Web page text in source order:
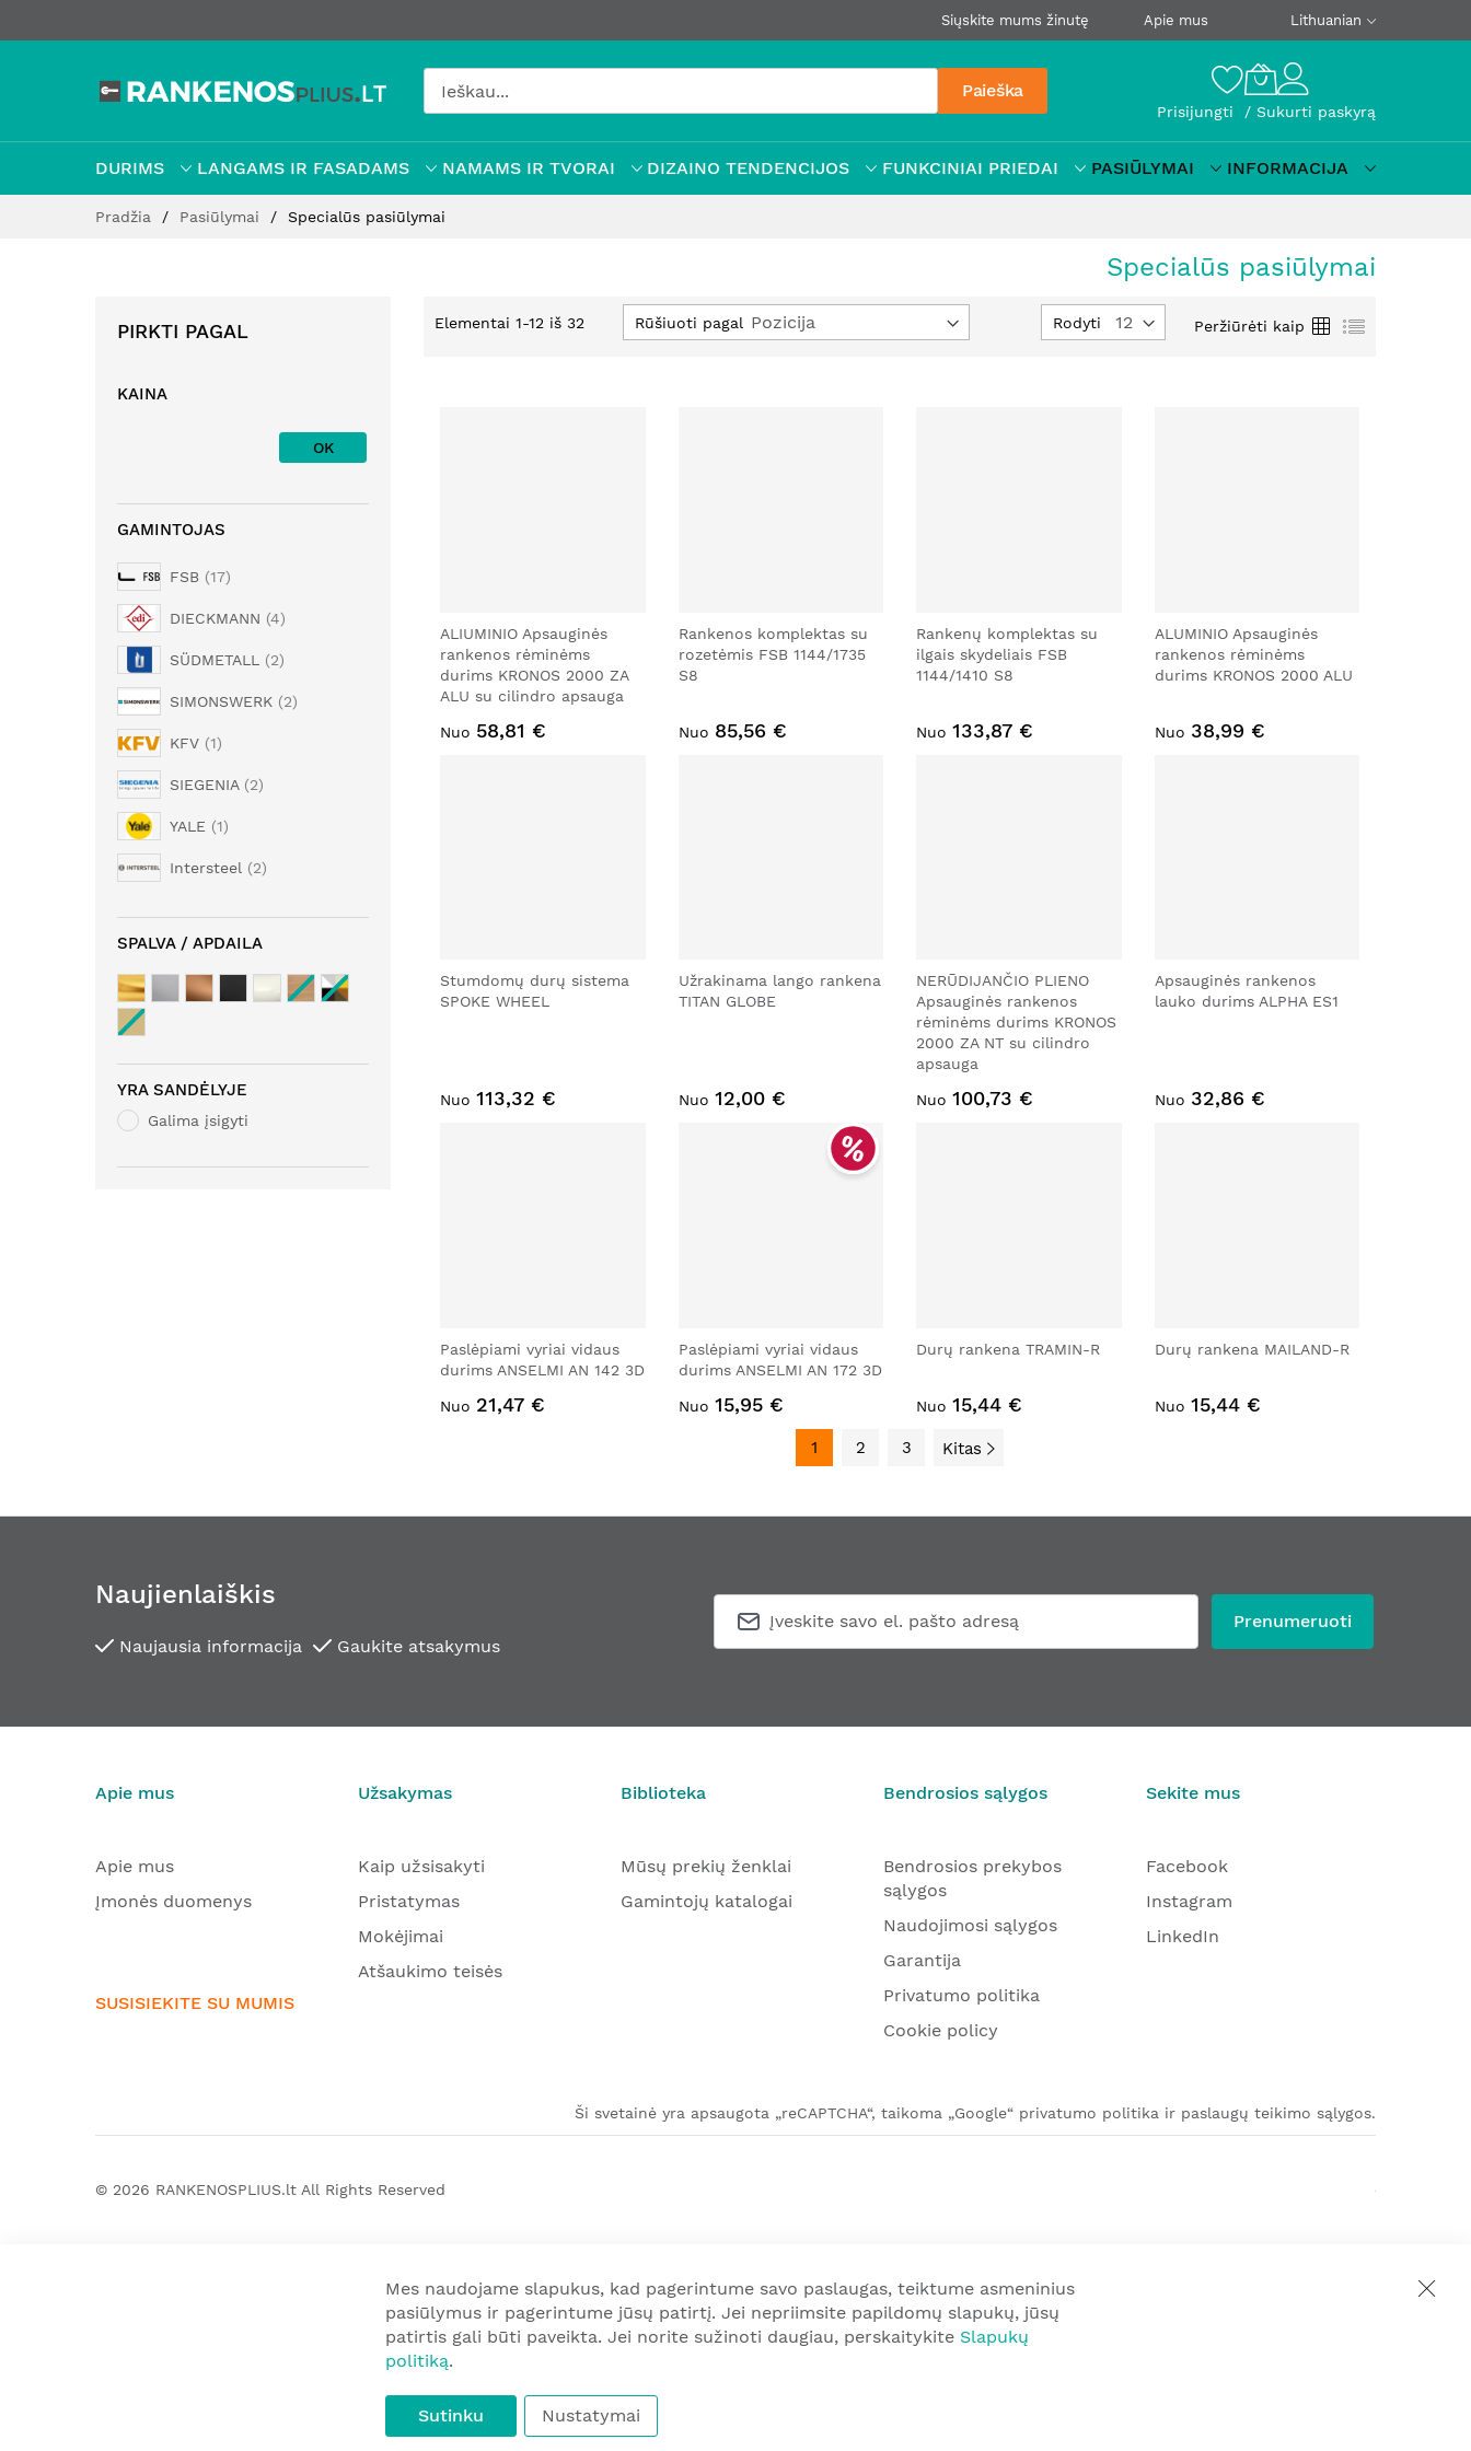
Siųskite mums žinutę Apie mus Lithuanian
Paieška
Prisijungti Sukurti paskyrą
DURIMS LANGAMS IR FASADAMS NAMAMS IR TVORAI DIZAINO TENDENCIJOS FUNKCINIAI PRIEDAI PASIŪLYMAI
INFORMACIJA
Pradžia Pasiūlymai Specialūs pasiūlymai
Specialūs pasiūlymai
Elementai 1-12 iš 32 Rūšiuoti pagal Rodyti Peržiūrėti kaip
TinklelisSąrašas
ALIUMINIO Apsauginės
rankenos rėminėms
durims KRONOS 2000 ZA
ALU su cilindro apsauga
Nuo 58,81 €
Rankenos komplektas su
rozetėmis FSB 1144/1735
S8
Nuo 85,56 €
Rankenų komplektas su
ilgais skydeliais FSB
1144/1410 S8
Nuo 133,87 €
ALUMINIO Apsauginės
rankenos rėminėms
durims KRONOS 2000 ALU
Nuo 38,99 €
Stumdomų durų sistema
SPOKE WHEEL
Nuo 113,32 €
Užrakinama lango rankena
TITAN GLOBE
Nuo 12,00 €
NERŪDIJANČIO PLIENO
Apsauginės rankenos
rėminėms durims KRONOS
2000 ZA NT su cilindro
apsauga
Nuo 100,73 €
Apsauginės rankenos
lauko durims ALPHA ES1
Nuo 32,86 €
Paslėpiami vyriai vidaus
durims ANSELMI AN 142 3D
Nuo 21,47 €
Paslėpiami vyriai vidaus
durims ANSELMI AN 172 3D
Nuo 15,95 €
Durų rankena TRAMIN-R
Nuo 15,44 €
Durų rankena MAILAND-R
Nuo 15,44 €
1 2 3 Kitas
PIRKTI PAGAL
KAINA
OK
GAMINTOJAS
FSB 17
DIECKMANN 4
SÜDMETALL 2
SIMONSWERK 2
KFV 1
SIEGENIA 2
YALE 1
Intersteel 2
SPALVA / APDAILA
YRA SANDĖLYJE
Galima įsigyti
Naujienlaiškis
Naujausia informacija Gaukite atsakymus
Prenumeruoti
Apie mus
Apie mus
Įmonės duomenys
SUSISIEKITE SU MUMIS
Užsakymas
Kaip užsisakyti
Pristatymas
Mokėjimai
Atšaukimo teisės
Biblioteka
Mūsų prekių ženklai
Gamintojų katalogai
Bendrosios sąlygos
Bendrosios prekybos
sąlygos
Naudojimosi sąlygos
Garantija
Privatumo politika
Cookie policy
Sekite mus
Facebook
Instagram
LinkedIn
Ši svetainė yra apsaugota „reCAPTCHA“, taikoma „Google“ privatumo politika ir paslaugų teikimo sąlygos.
© 2026 RANKENOSPLIUS.lt All Rights Reserved
Mes naudojame slapukus, kad pagerintume savo paslaugas, teiktume asmeninius
pasiūlymus ir pagerintume jūsų patirtį. Jei nepriimsite papildomų slapukų, jūsų
patirtis gali būti paveikta. Jei norite sužinoti daugiau, perskaitykite Slapukų
politiką.
Sutinku Nustatymai